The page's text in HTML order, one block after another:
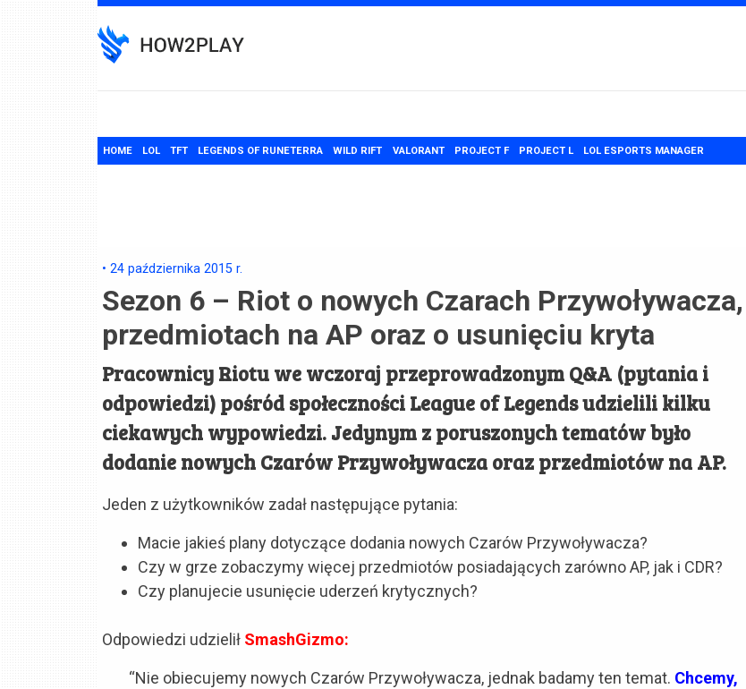
to
content
HOME LOL TFT LEGENDS OF RUNETERRA WILD RIFT VALORANT PROJECT F PROJECT L LOL ESPORTS MANAGER
• 24 października 2015 r.
Sezon 6 – Riot o nowych Czarach Przywoływacza,
przedmiotach na AP oraz o usunięciu kryta
Pracownicy Riotu we wczoraj przeprowadzonym Q&A (pytania i
odpowiedzi) pośród społeczności League of Legends udzielili kilku
ciekawych wypowiedzi. Jedynym z poruszonych tematów było
dodanie nowych Czarów Przywoływacza oraz przedmiotów na AP.
Jeden z użytkowników zadał następujące pytania:
Macie jakieś plany dotyczące dodania nowych Czarów Przywoływacza?
Czy w grze zobaczymy więcej przedmiotów posiadających zarówno AP, jak i CDR?
Czy planujecie usunięcie uderzeń krytycznych?
Odpowiedzi udzielił SmashGizmo:
“Nie obiecujemy nowych Czarów Przywoływacza, jednak badamy ten temat. Chcemy,